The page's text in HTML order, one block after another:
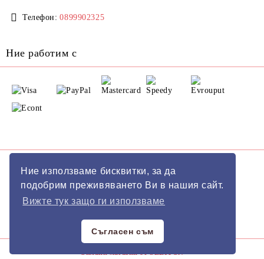
Ние използваме бисквитки, за да
подобрим преживяването Ви в нашия сайт.
Вижте тук защо ги използваме
Съгласен съм
Телефон: 0899902325
Ние работим с
Нашият онлайн магазин е 100% съобразен с GDPR.
Онлайн магазин от SELITON